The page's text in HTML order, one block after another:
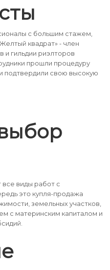
с большим стажем,
квадрат» - член
и гильдии риэлторов
прошли процедуру
подтвердили свою высокую
виды работ с
это купля-продажа
земельных участков,
с материнским капиталом и